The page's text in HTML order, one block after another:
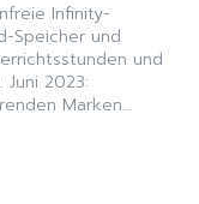
Infinity-
Speicher und
und
Marken...